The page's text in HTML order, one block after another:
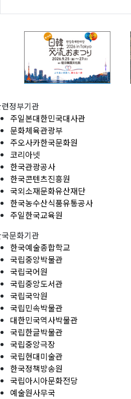
정부기관
주일본대한민국대사관
문화체육관광부
주오사카한국문화원
코리아넷
한국관광공사
한국콘텐츠진흥원
국외소재문화유산재단
한국농수산식품유통공사
주일한국교육원
문화기관
한국예술종합학교
국립중앙박물관
국립국어원
국립중앙도서관
국립국악원
국립민속박물관
대한민국역사박물관
국립한글박물관
국립중앙극장
국립현대미술관
한국정책방송원
국립아시아문화전당
예술원사무국